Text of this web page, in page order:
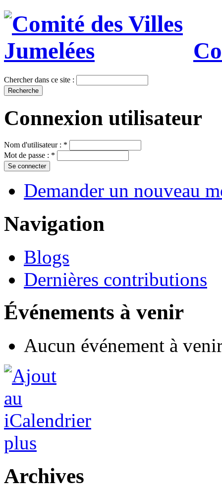
Chercher dans ce site :
Connexion utilisateur
Nom d'utilisateur : *
Mot de passe : *
Demander un nouveau
Navigation
Blogs
Dernières contributions
Événements à venir
Aucun événement à
plus
Archives